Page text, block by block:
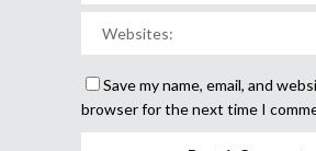
Save my name, email, and
browser for the next time I